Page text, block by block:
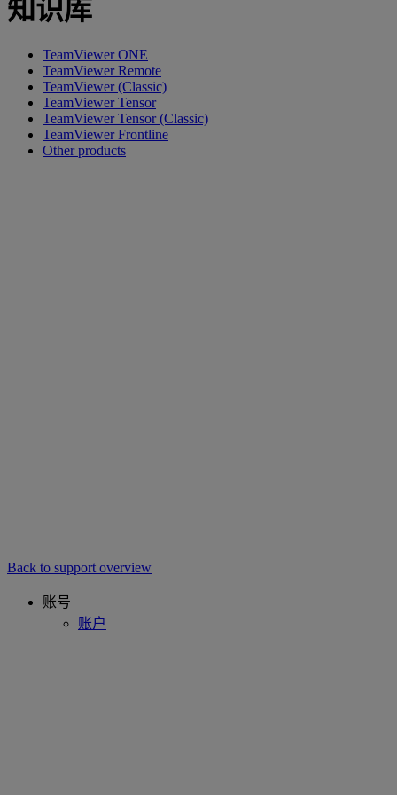
知识库
TeamViewer ONE
TeamViewer Remote
TeamViewer (Classic)
TeamViewer Tensor
TeamViewer Tensor (Classic)
TeamViewer Frontline
Other products
Back to support overview
账号
账户